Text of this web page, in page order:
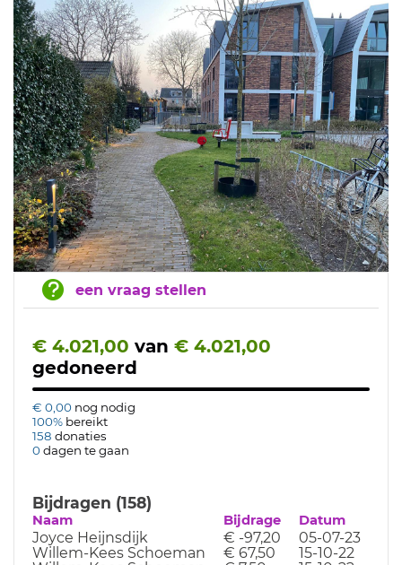
een vraag stellen
€ 4.021,00 van € 4.021,00
gedoneerd
€ 0,00 nog nodig
100% bereikt
158 donaties
0dagen te gaan
Bijdragen (158)
Naam Bijdrage Datum
Joyce Heijnsdijk € -97,20
05-07-23
Willem-Kees Schoeman
€ 67,50
15-10-22